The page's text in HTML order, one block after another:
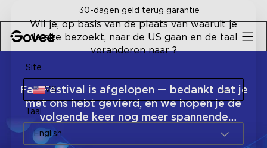
30-dagen geld terug garantie
Fan Festival is afgelopen — bedankt dat je
met ons hebt gevierd, en we hopen je de
volgende keer nog meer spannende
Wil je, op basis van de plaats van waaruit je
de site bezoekt, naar de US gaan en de taal
veranderen naar ?
Site
VS
Taal
English